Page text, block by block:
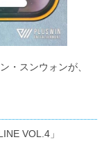
・スンウォンが、
VOL.4」